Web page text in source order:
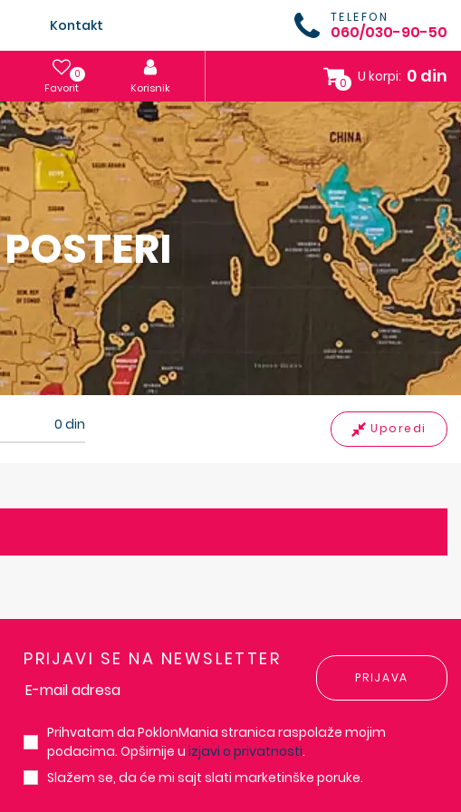
Kontakt TELEFON
060/030-90-50
0
Favorit Korisnik 0 U korpi: 0 din
0 din Uporedi
PRIJAVI SE NA NEWSLETTER
PRIJAVA
Prihvatam da PoklonMania stranica raspolaže mojim
podacima. Opširnije uizjavi o privatnosti.
Slažem se, da će mi sajt slati marketinške poruke.